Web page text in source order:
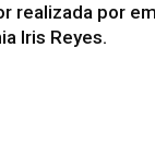
realizada por
Iris Reyes.